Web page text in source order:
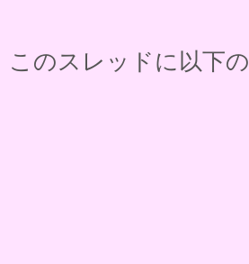
このスレッドに以下の